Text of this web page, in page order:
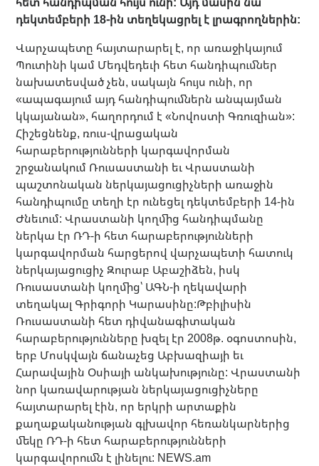
դեկտեմբերի 18-ին տեղեկացրել է լրագրողներին:
Վարչապետը հայտարարել է, որ առաջիկայում
Պուտինի կամ Մեդվեդեւի հետ հանդիպումներ
նախատեսված չեն, սակայն հույս ունի, որ
«ապագայում այդ հանդիպումներն անպայման
կկայանան», հաղորդում է «Նովոստի Գռուզիան»:
Հիշեցնենք, ռուս-վրացական
հարաբերությունների կարգավորման
շրջանակում Ռուսաստանի եւ Վրաստանի
պաշտոնական ներկայացուցիչների առաջին
հանդիպումը տեղի էր ունեցել դեկտեմբերի 14-ին
Ժնեւում: Վրաստանի կողմից հանդիպմանը
ներկա էր ՌԴ-ի հետ հարաբերությունների
կարգավորման հարցերով վարչապետի հատուկ
ներկայացուցիչ Զուրաբ Աբաշիձեն, իսկ
Ռուսաստանի կողմից՝ ԱԳՆ-ի ղեկավարի
տեղակալ Գրիգորի Կարասինը:Թբիլիսին
Ռուսաստանի հետ դիվանագիտական
հարաբերությունները խզել էր 2008թ. օգոստոսին,
երբ Մոսկվայն ճանաչեց Աբխազիայի եւ
Հարավային Օսիայի անկախությունը: Վրաստանի
նոր կառավարության ներկայացուցիչները
հայտարարել էին, որ երկրի արտաքին
քաղաքականության գլխավոր հեռանկարներից
մեկը ՌԴ-ի հետ հարաբերությունների
կարգավորումն է լինելու: NEWS.am